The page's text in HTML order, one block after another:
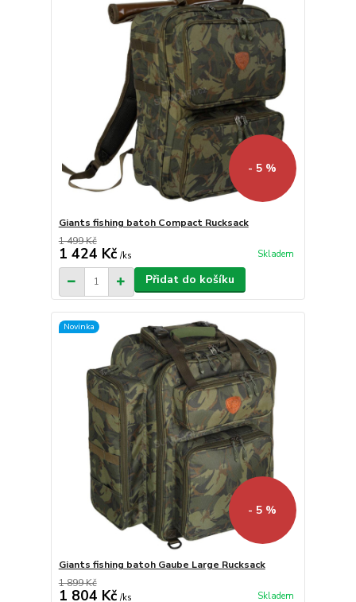
- 5 %
Giants fishing batoh Compact Rucksack
1 499 Kč
1 424 Kč /ks Skladem
Přidat do košíku
Novinka
- 5 %
Giants fishing batoh Gaube Large Rucksack
1 899 Kč
1 804 Kč /ks Skladem